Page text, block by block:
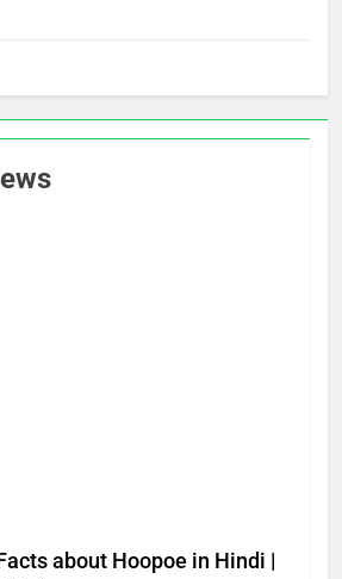
about Hoopoe in Hindi |